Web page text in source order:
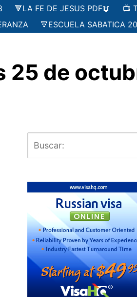
🔻LA FE DE JESUS PDF📖
📺
🔻ESCUELA SABATICA
25 de